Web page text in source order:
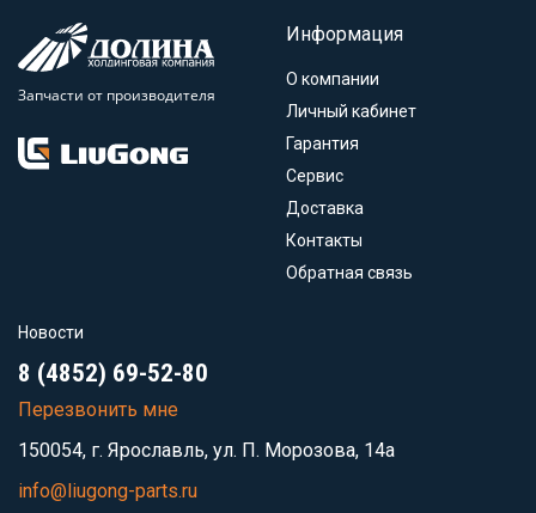
Запчасти от производителя
Информация
О компании
Личный кабинет
Гарантия
Сервис
Доставка
Контакты
Обратная связь
Новости
8 (4852) 69-52-80
Перезвонить мне
150054, г. Ярославль, ул. П. Морозова, 14а
info@liugong-parts.ru